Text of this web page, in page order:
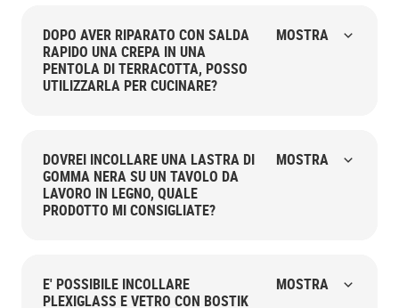
DOPO AVER RIPARATO CON SALDA
RAPIDO UNA CREPA IN UNA
PENTOLA DI TERRACOTTA, POSSO
UTILIZZARLA PER CUCINARE?
MOSTRA
DOVREI INCOLLARE UNA LASTRA DI
GOMMA NERA SU UN TAVOLO DA
LAVORO IN LEGNO, QUALE
PRODOTTO MI CONSIGLIATE?
MOSTRA
E' POSSIBILE INCOLLARE
PLEXIGLASS E VETRO CON BOSTIK
MOSTRA